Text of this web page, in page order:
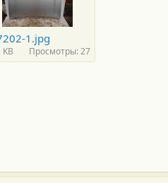
1.jpg
Просмотры: 27